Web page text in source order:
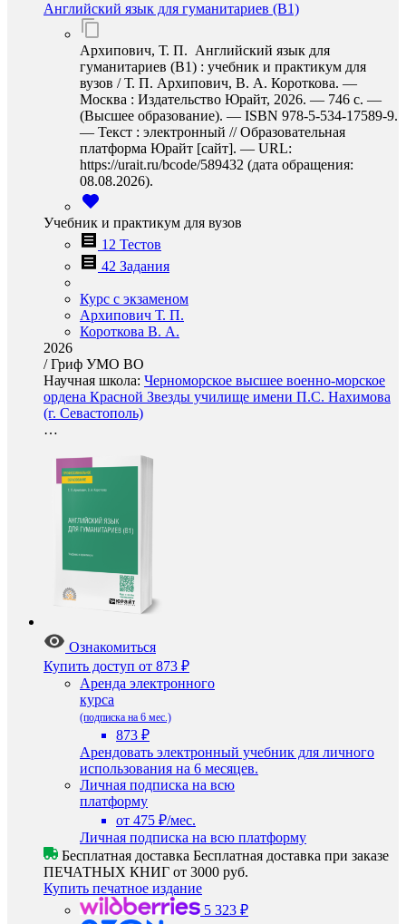
Английский язык для гуманитариев (B1)
Архипович, Т. П. Английский язык для
гуманитариев (B1) : учебник и практикум для
вузов / Т. П. Архипович, В. А. Короткова. —
Москва : Издательство Юрайт, 2026. — 746 с. —
(Высшее образование). — ISBN 978-5-534-17589-9.
— Текст : электронный // Образовательная
платформа Юрайт [сайт]. — URL:
https://urait.ru/bcode/589432 (дата обращения:
08.08.2026).
Учебник и практикум для вузов
12 Тестов
42 Задания
Курс с экзаменом
Архипович Т. П.
Короткова В. А.
2026
/Гриф УМО ВО
Научная школа: Черноморское высшее военно-морское
ордена Красной Звезды училище имени П.С. Нахимова
(г. Севастополь)
…
Ознакомиться
Купить доступ от 873 ₽
Аренда электронного
курса
(подписка на 6 мес.)
873 ₽
Арендовать электронный учебник для личного
использования на 6 месяцев.
Личная подписка на всю
платформу
от 475 ₽/мес.
Личная подписка на всю платформу
Бесплатная доставка Бесплатная доставка при заказе
ПЕЧАТНЫХ КНИГ от 3000 руб.
Купить печатное издание
5 323 ₽